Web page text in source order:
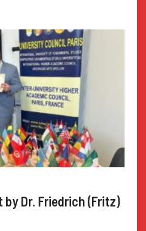
by Dr. Friedrich (Fritz)